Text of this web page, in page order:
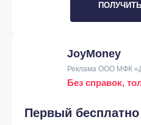
JoyMoney
Реклама ООО МФК
Без справок,
Первый бесплатно